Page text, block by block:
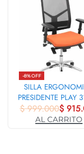
-8% OFF
SILLA
PRESIDENTE PLAY
$999.000$
AL CARRITO